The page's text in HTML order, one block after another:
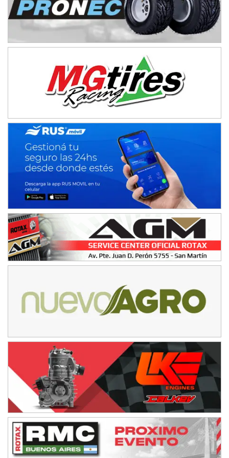
KDO - F6
Ciudad de Trenque Lauquen (Asfalto)
Trenque Lauquen (Buenos Aires)
ENTRERRIANO - F6 (POSTERGADA)
VICTORIENSE - F7
El Cerro (Tierra)
Victoria (Entre Ríos)
PATAGONICO - F6
Moto Club Reginense (Tierra)
CSK - F7
Juventud Unida (Tierra)
NORESTE SANTAFESINO - F6
Ciudad de Avellaneda (Asfalto)
Avellaneda (Santa Fe)
SUR SANTAFESINO - F4
José Samuel Sánchez (Tierra)
Rufino (Santa Fe)
El Timbó (Tucumán)